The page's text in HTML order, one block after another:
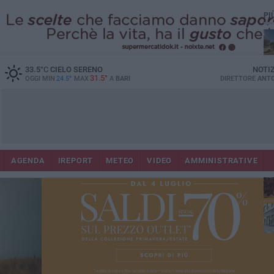
33.5°CCIELO SERENO
OGGI MIN 24.5° MAX 31.5° A BARI DIRETTORE
AGENDA IREPORT METEO VIDEO AMMINISTRATIVE